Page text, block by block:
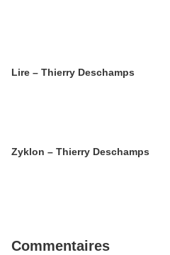
Lire – Thierry Deschamps
Zyklon – Thierry Deschamps
Commentaires